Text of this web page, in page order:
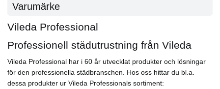
Varumärke
Vileda Professional
Professionell städutrustning från Vileda
Vileda Professional har i 60 år utvecklat produkter och lösningar
för den professionella städbranschen. Hos oss hittar du bl.a.
dessa produkter ur Vileda Professionals sortiment: